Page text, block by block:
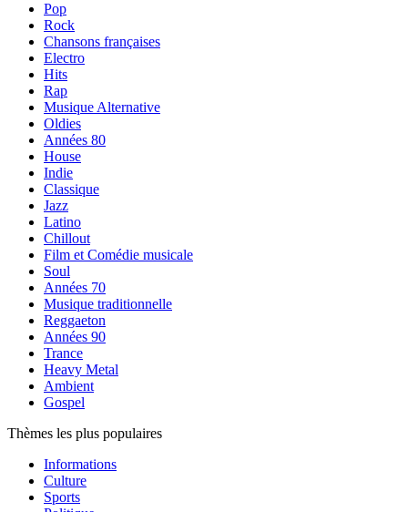
Pop
Rock
Chansons françaises
Electro
Hits
Rap
Musique Alternative
Oldies
Années 80
House
Indie
Classique
Jazz
Latino
Chillout
Film et Comédie musicale
Soul
Années 70
Musique traditionnelle
Reggaeton
Années 90
Trance
Heavy Metal
Ambient
Gospel
Thèmes les plus populaires
Informations
Culture
Sports